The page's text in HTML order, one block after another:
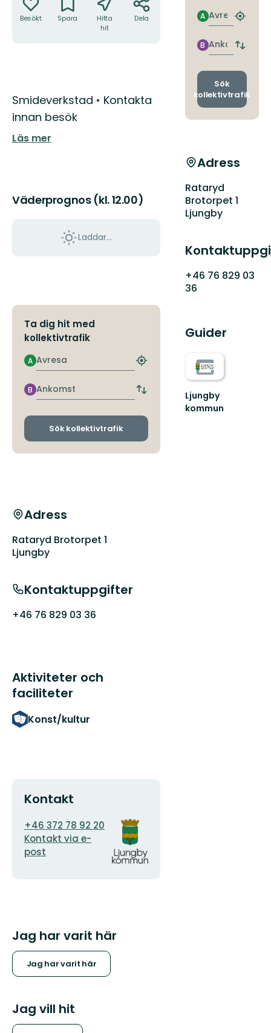
Besökt Spara
Hitta
hit
Dela
Beskrivning
Smideverkstad • Kontakta
innan besök
Läs mer
Väderprognos (kl. 12.00)
Laddar...
Ta dig hit med
kollektivtrafik
Avresa
A
Hitta
hållplats
Ankomst
B
Byt
och
Sök kollektivtrafik
Adress
Rataryd Brotorpet 1
Ljungby
Kontaktuppgifter
+46 76 829 03 36
Aktiviteter och
faciliteter
Konst/kultur
Kontakt
E-
postadress
+46 372 78 92 20
Kontakt via e-
post
Organisationens
logotyp
Jag har varit här
Jag har varit här
Jag vill hit
Avresa
A
Hitta
Ankomst
B
Byt
och
Sök
kollektivtrafik
Adress
Rataryd
Brotorpet 1
Ljungby
+46 76 829 03
36
Guider
Ljungby
kommun